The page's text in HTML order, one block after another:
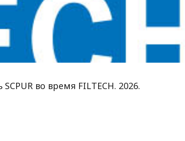
во время FILTECH. 2026.